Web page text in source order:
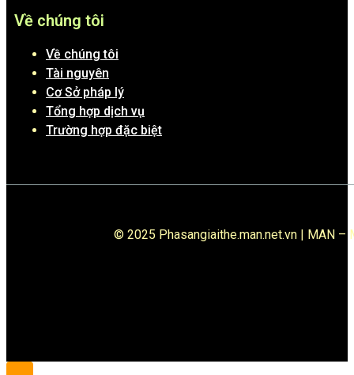
Về chúng tôi
Về chúng tôi
Tài nguyên
Cơ Sở pháp lý
Tổng hợp dịch vụ
Trường hợp đặc biệt
© 2025 Phasangiaithe.man.net.vn | MAN –